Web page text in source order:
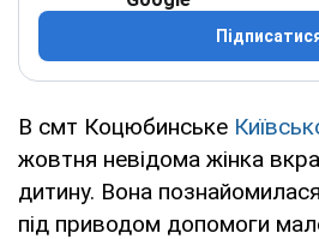
В смт Коцюбинське
жовтня невідома жінка
дитину. Вона
під приводом допомоги